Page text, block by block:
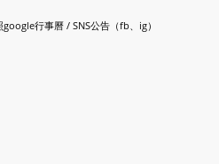
行事曆 / SNS公告（fb、ig）